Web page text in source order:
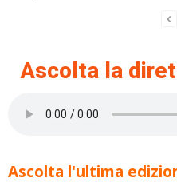
Ascolta la
Ascolta l'ultima